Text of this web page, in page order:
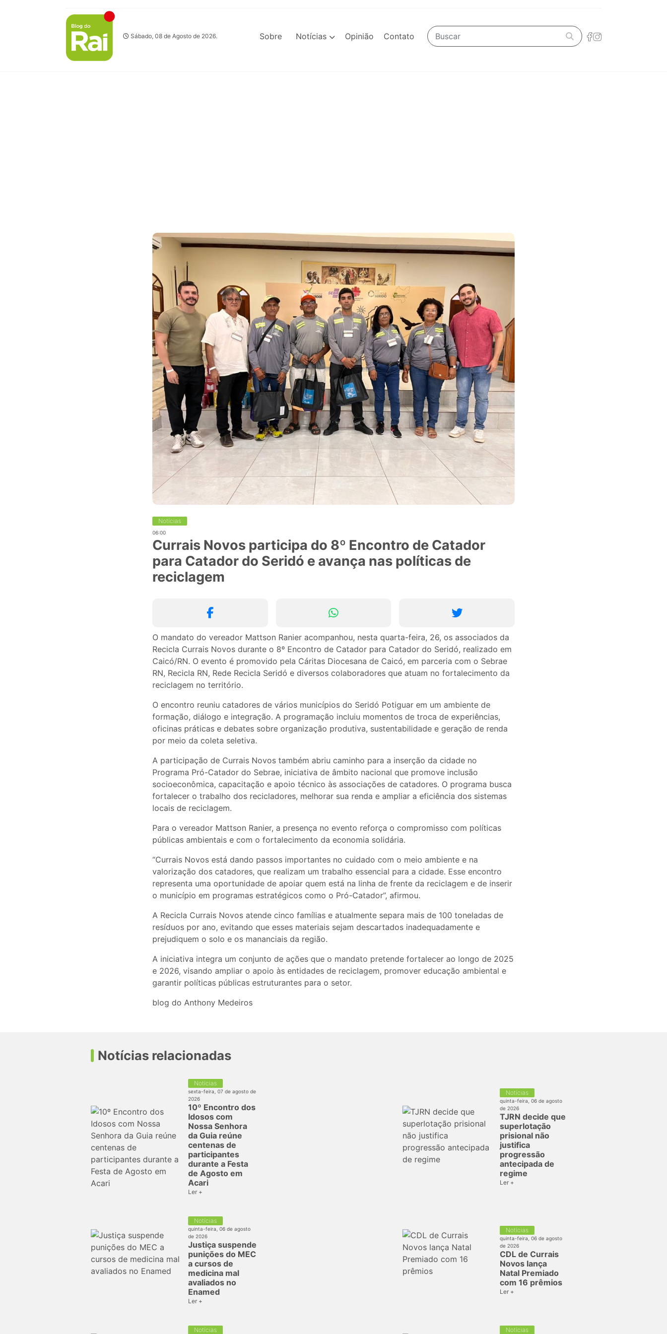
Sábado, 08 de Agosto de 2026. Sobre Notícias Opinião Contato
Notícias
06:00
Currais Novos participa do 8º Encontro de Catador
para Catador do Seridó e avança nas políticas de
reciclagem
O mandato do vereador Mattson Ranier acompanhou, nesta quarta-feira, 26, os associados da
Recicla Currais Novos durante o 8º Encontro de Catador para Catador do Seridó, realizado em
Caicó/RN. O evento é promovido pela Cáritas Diocesana de Caicó, em parceria com o Sebrae
RN, Recicla RN, Rede Recicla Seridó e diversos colaboradores que atuam no fortalecimento da
reciclagem no território.
O encontro reuniu catadores de vários municípios do Seridó Potiguar em um ambiente de
formação, diálogo e integração. A programação incluiu momentos de troca de experiências,
oficinas práticas e debates sobre organização produtiva, sustentabilidade e geração de renda
por meio da coleta seletiva.
A participação de Currais Novos também abriu caminho para a inserção da cidade no
Programa Pró-Catador do Sebrae, iniciativa de âmbito nacional que promove inclusão
socioeconômica, capacitação e apoio técnico às associações de catadores. O programa busca
fortalecer o trabalho dos recicladores, melhorar sua renda e ampliar a eficiência dos sistemas
locais de reciclagem.
Para o vereador Mattson Ranier, a presença no evento reforça o compromisso com políticas
públicas ambientais e com o fortalecimento da economia solidária.
“Currais Novos está dando passos importantes no cuidado com o meio ambiente e na
valorização dos catadores, que realizam um trabalho essencial para a cidade. Esse encontro
representa uma oportunidade de apoiar quem está na linha de frente da reciclagem e de inserir
o município em programas estratégicos como o Pró-Catador”, afirmou.
A Recicla Currais Novos atende cinco famílias e atualmente separa mais de 100 toneladas de
resíduos por ano, evitando que esses materiais sejam descartados inadequadamente e
prejudiquem o solo e os mananciais da região.
A iniciativa integra um conjunto de ações que o mandato pretende fortalecer ao longo de 2025
e 2026, visando ampliar o apoio às entidades de reciclagem, promover educação ambiental e
garantir políticas públicas estruturantes para o setor.
blog do Anthony Medeiros
Notícias relacionadas
Notícias
sexta-feira, 07 de agosto de
2026
10º Encontro dos
Idosos com
Nossa Senhora
da Guia reúne
centenas de
participantes
durante a Festa
de Agosto em
Acari
Ler +
Notícias
quinta-feira, 06 de agosto
de 2026
TJRN decide que
superlotação
prisional não
justifica
progressão
antecipada de
regime
Ler +
Notícias
quinta-feira, 06 de agosto
de 2026
Justiça suspende
punições do MEC
a cursos de
medicina mal
avaliados no
Enamed
Ler +
Notícias
quinta-feira, 06 de agosto
de 2026
CDL de Currais
Novos lança
Natal Premiado
com 16 prêmios
Ler +
Notícias Notícias